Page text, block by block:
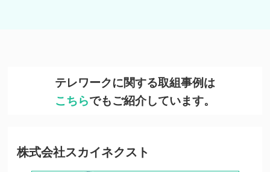
テレワークに関する取組事例は
こちらでもご紹介しています。
株式会社スカイネクスト